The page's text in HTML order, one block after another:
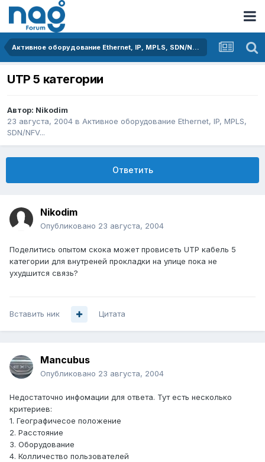
Активное оборудование Ethernet, IP, MPLS, SDN/NFV...
UTP 5 категории
Автор: Nikodim
23 августа, 2004 в Активное оборудование Ethernet, IP, MPLS,
SDN/NFV...
Ответить
Nikodim
Опубликовано 23 августа, 2004
Поделитись опытом скока может провисеть UTP кабель 5
категории для внутреней прокладки на улице пока не
ухудшится связь?
Вставить ник Цитата
Mancubus
Опубликовано 23 августа, 2004
Недостаточно инфомации для ответа. Тут есть несколько
критериев:
1. Географичесое положение
2. Расстояние
3. Оборудование
4. Колличество пользователей